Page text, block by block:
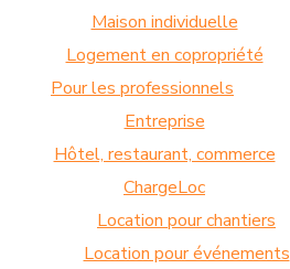
Maison individuelle
Logement en copropriété
Pour les professionnels
Entreprise
Hôtel, restaurant, commerce
ChargeLoc
Location pour chantiers
Location pour événements